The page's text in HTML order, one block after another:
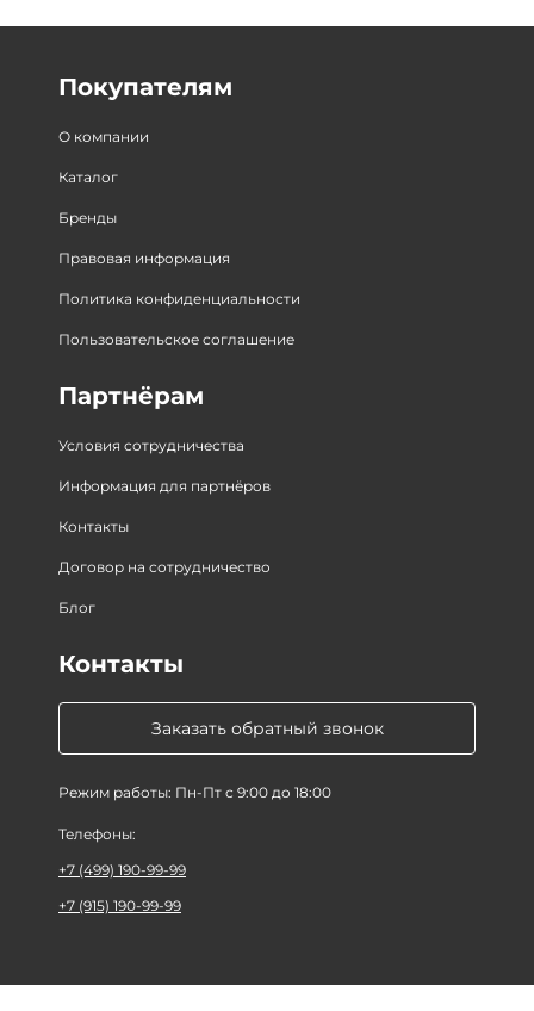
Покупателям
О компании
Каталог
Бренды
Правовая информация
Политика конфиденциальности
Пользовательское соглашение
Партнёрам
Условия сотрудничества
Информация для партнёров
Контакты
Договор на сотрудничество
Блог
Заказать обратный звонок
Режим работы: Пн-Пт с 9:00 до 18:00
Контакты
Телефоны:
+7 (499) 190-99-99
+7 (915) 190-99-99